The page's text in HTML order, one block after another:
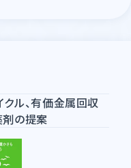
ル、有価金属回収
剤の提案